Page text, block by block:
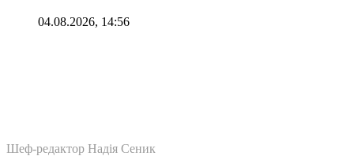
04.08.2026, 14:56
Шеф-редактор Надія Сеник